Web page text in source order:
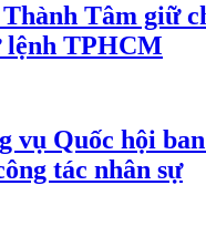
Tâm giữ
lệnh TPHCM
vụ Quốc hội
tác nhân sự